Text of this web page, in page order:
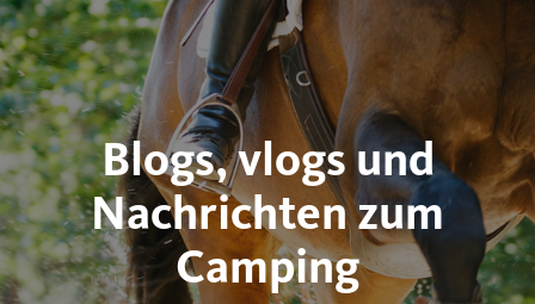
Blogs, vlogs und
Nachrichten zum
Camping